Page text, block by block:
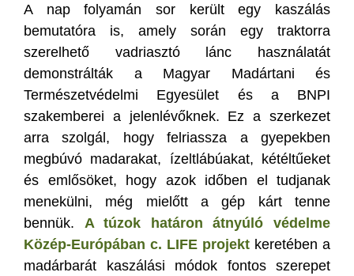
A nap folyamán sor került egy kaszálás
bemutatóra is, amely során egy traktorra
szerelhető vadriasztó lánc használatát
demonstrálták a Magyar Madártani és
Természetvédelmi Egyesület és a BNPI
szakemberei a jelenlévőknek. Ez a szerkezet
arra szolgál, hogy felriassza a gyepekben
megbúvó madarakat, ízeltlábúakat, kétéltűeket
és emlősöket, hogy azok időben el tudjanak
menekülni, még mielőtt a gép kárt tenne
bennük. A túzok határon átnyúló védelme
Közép-Európában c. LIFE projekt keretében a
madárbarát kaszálási módok fontos szerepet